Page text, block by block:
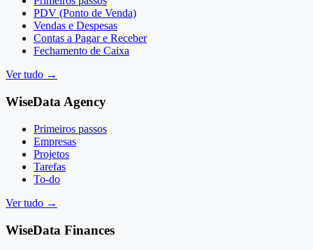
PDV (Ponto de Venda)
Vendas e Despesas
Contas a Pagar e Receber
Fechamento de Caixa
Ver tudo →
WiseData Agency
Primeiros passos
Empresas
Projetos
Tarefas
To-do
Ver tudo →
WiseData Finances